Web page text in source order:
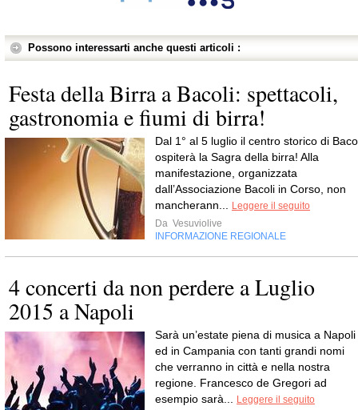
Possono interessarti anche questi articoli :
Festa della Birra a Bacoli: spettacoli,
gastronomia e fiumi di birra!
Dal 1° al 5 luglio il centro storico di
ospiterà la Sagra della birra! Alla
manifestazione, organizzata
dall’Associazione Bacoli in Corso, non
mancherann...
Leggere il seguito
Da Vesuviolive
INFORMAZIONE REGIONALE
4 concerti da non perdere a Luglio
2015 a Napoli
Sarà un’estate piena di musica a Napoli
ed in Campania con tanti grandi nomi
che verranno in città e nella nostra
regione. Francesco de Gregori ad
esempio sarà...
Leggere il seguito